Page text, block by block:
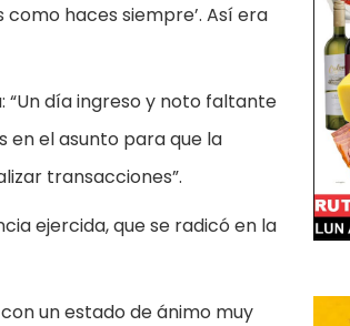
haces siempre’. Así era
“Un día ingreso y noto faltante
en el asunto para que la
transacciones”.
ejercida, que se radicó en la
un estado de ánimo muy